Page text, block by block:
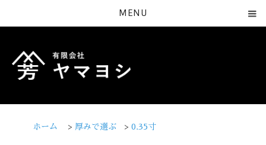
MENU
ホーム > 厚みで選ぶ > 0.35寸